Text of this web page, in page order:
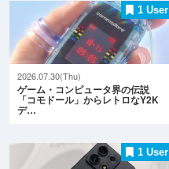
1 User
2026.07.30(Thu)
ゲーム・コンピュータ界の伝説
「コモドール」からレトロなY2K
デ…
1 User